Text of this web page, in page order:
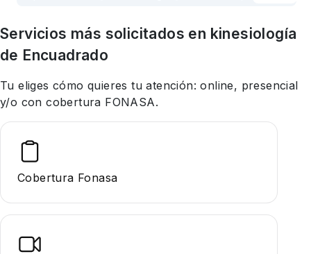
Servicios más solicitados en kinesiología
de Encuadrado
Tu eliges cómo quieres tu atención: online, presencial
y/o con cobertura FONASA.
Cobertura Fonasa